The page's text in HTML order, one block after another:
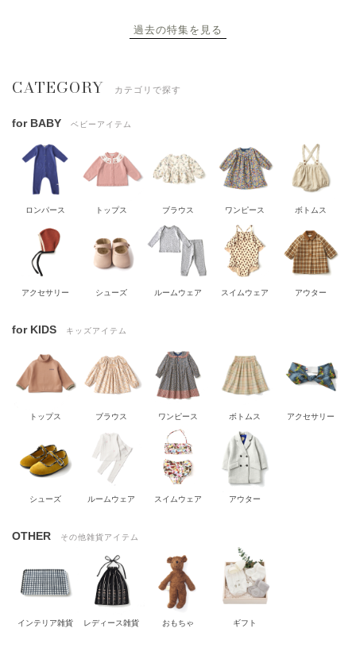
過去の特集を見る
CATEGORY カテゴリで探す
for BABY ベビーアイテム
ロンパース トップス ブラウス ワンピース ボトムス
アクセサリー シューズ ルームウェア スイムウェア アウター
for KIDS キッズアイテム
トップス ブラウス ワンピース ボトムス アクセサリー
シューズ ルームウェア スイムウェア アウター
OTHER その他雑貨アイテム
インテリア雑貨 レディース雑貨 おもちゃ ギフト